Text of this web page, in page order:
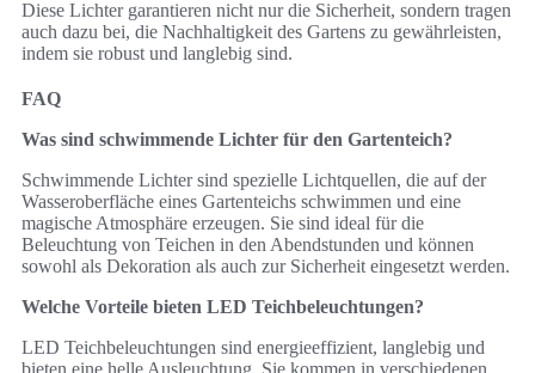
Diese Lichter garantieren nicht nur die Sicherheit, sondern tragen
auch dazu bei, die Nachhaltigkeit des Gartens zu gewährleisten,
indem sie robust und langlebig sind.
FAQ
Was sind schwimmende Lichter für den Gartenteich?
Schwimmende Lichter sind spezielle Lichtquellen, die auf der
Wasseroberfläche eines Gartenteichs schwimmen und eine
magische Atmosphäre erzeugen. Sie sind ideal für die
Beleuchtung von Teichen in den Abendstunden und können
sowohl als Dekoration als auch zur Sicherheit eingesetzt werden.
Welche Vorteile bieten LED Teichbeleuchtungen?
LED Teichbeleuchtungen sind energieeffizient, langlebig und
bieten eine helle Ausleuchtung. Sie kommen in verschiedenen